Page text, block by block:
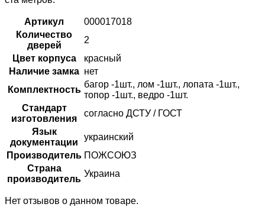
Артикул
000017018
Количество
дверей
2
Цвет корпуса
красный
Наличие замка нет
Комплектность
багор -1шт., лом -1шт., лопата -1шт.,
топор -1шт., ведро -1шт.
Стандарт
изготовления
согласно ДСТУ / ГОСТ
Язык
документации
украинский
Производитель ПОЖСОЮЗ
Страна
производитель
Украина
Нет отзывов о данном товаре.